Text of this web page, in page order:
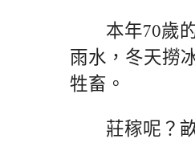
本年70歲
雨水，冬天撈
牲畜。
莊稼呢？